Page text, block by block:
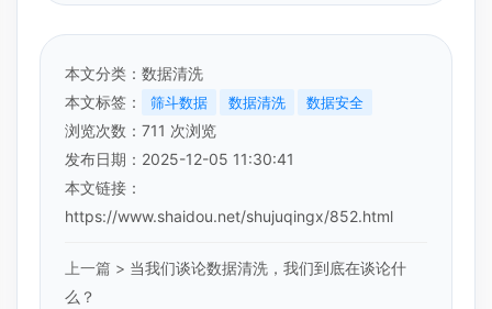
本文分类： 数据清洗
本文标签：
筛斗数据 数据清洗 数据安全
浏览次数： 711 次浏览
发布日期：2025-12-05 11:30:41
本文链接：
https://www.shaidou.net/shujuqingx/852.html
上一篇 > 当我们谈论数据清洗，我们到底在谈论什
么？